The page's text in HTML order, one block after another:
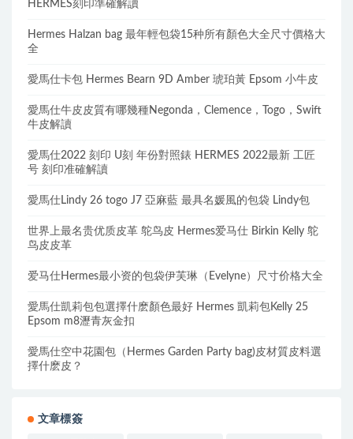
HERMES刻印準確解讀
Hermes Halzan bag 最年輕包袋15种所有顏色大全尺寸價格大
全
愛馬仕卡包 Hermes Bearn 9D Amber 琥珀黃 Epsom 小牛皮
愛馬仕牛皮皮質有哪幾種Negonda，Clemence，Togo，Swift
牛皮解讀
愛馬仕2022 刻印 U刻 年份對照錶 HERMES 2022最新 工匠
号 刻印准確解讀
愛馬仕Lindy 26 togo J7 亞麻藍 最具名媛風的包袋 Lindy包
世界上最名贵优质皮革 鸵鸟皮 Hermes爱马仕 Birkin Kelly 鸵
鸟皮皮革
爱马仕Hermes最小资的包袋伊芙琳（Evelyne）尺寸价格大全
愛馬仕凱莉包包選擇什麽顏色最好 Hermes 凱莉包Kelly 25
Epsom m8瀝青灰金扣
愛馬仕空中花園包（Hermes Garden Party bag)皮材質皮料選
擇什麽皮？
文章標簽